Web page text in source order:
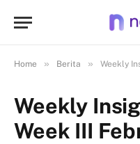
Home » Berita » Weekly
Weekly
Week III